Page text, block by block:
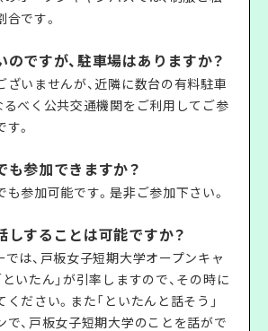
です。
ですが、駐車場はありますか？
ざいませんが、近隣に数台の有料駐車
るべく公共交通機関をご利用してご参
。
も参加できますか？
参加可能です。是非ご参加下さい。
しすることは可能ですか？
は、戸板女子短期大学オープンキャ
いたん」が引率しますので、その時に
ださい。また「といたんと話そう」
で、戸板女子短期大学のことを話がで